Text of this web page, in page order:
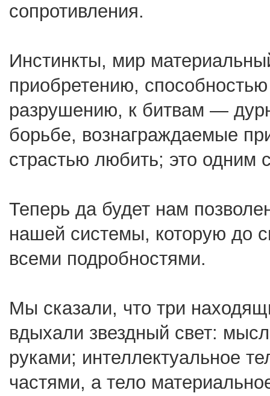
сопротивления.
Инстинкты, мир
приобретению,
разрушению, к битвам —
борьбе, вознаграждаемые
страстью любить; это одним
Теперь да будет нам
нашей системы, которую до
всеми подробностями.
Мы сказали, что три
вдыхали звездный свет:
руками; интеллектуальное
частями, а тело